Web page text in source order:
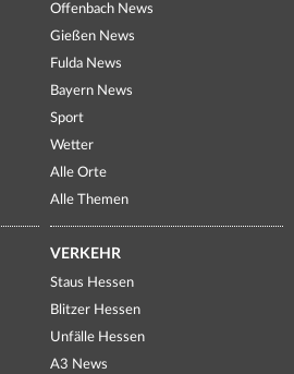
Offenbach News
Gießen News
Fulda News
Bayern News
Sport
Wetter
Alle Orte
Alle Themen
VERKEHR
Staus Hessen
Blitzer Hessen
Unfälle Hessen
A3 News